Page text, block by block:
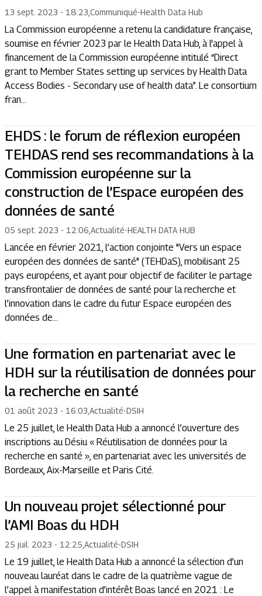
13 sept. 2023 - 18:23 Communiqué-Health Data Hub
La Commission européenne a retenu la candidature française,
soumise en février 2023 par le Health Data Hub, à l'appel à
financement de la Commission européenne intitulé “Direct
grant to Member States setting up services by Health Data
Access Bodies - Secondary use of health data”. Le consortium
fran...
EHDS : le forum de réflexion européen
TEHDAS rend ses recommandations à la
Commission européenne sur la
construction de l’Espace européen des
données de santé
05 sept. 2023 - 12:06 Actualité-HEALTH DATA HUB
Lancée en février 2021, l’action conjointe "Vers un espace
européen des données de santé" (TEHDaS), mobilisant 25
pays européens, et ayant pour objectif de faciliter le partage
transfrontalier de données de santé pour la recherche et
l’innovation dans le cadre du futur Espace européen des
données de...
Une formation en partenariat avec le
HDH sur la réutilisation de données pour
la recherche en santé
01 août 2023 - 16:03 Actualité-DSIH
Le 25 juillet, le Health Data Hub a annoncé l’ouverture des
inscriptions au Désiu « Réutilisation de données pour la
recherche en santé », en partenariat avec les universités de
Bordeaux, Aix-Marseille et Paris Cité.
Un nouveau projet sélectionné pour
l’AMI Boas du HDH
25 juil. 2023 - 12:25 Actualité-DSIH
Le 19 juillet, le Health Data Hub a annoncé la sélection d’un
nouveau lauréat dans le cadre de la quatrième vague de
l’appel à manifestation d’intérêt Boas lancé en 2021 : Le